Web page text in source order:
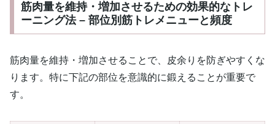
筋肉量を維持・増加させるための効果的なトレ
ーニング法 – 部位別筋トレメニューと頻度
筋肉量を維持・増加させることで、皮余りを防ぎやすくな
ります。特に下記の部位を意識的に鍛えることが重要で
す。